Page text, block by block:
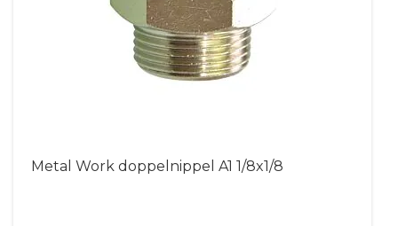
Metal Work doppelnippel A1 1/8x1/8